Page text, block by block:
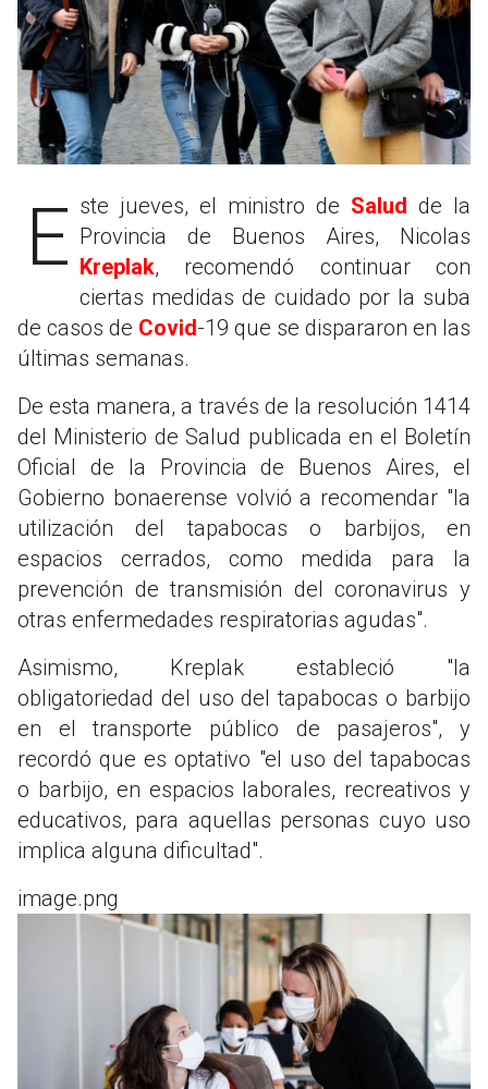
Este jueves, el ministro de Salud de la
Provincia de Buenos Aires, Nicolas
Kreplak, recomendó continuar con
ciertas medidas de cuidado por la suba
de casos de Covid-19 que se dispararon en las
últimas semanas.
De esta manera, a través de la resolución 1414
del Ministerio de Salud publicada en el Boletín
Oficial de la Provincia de Buenos Aires, el
Gobierno bonaerense volvió a recomendar "la
utilización del tapabocas o barbijos, en
espacios cerrados, como medida para la
prevención de transmisión del coronavirus y
otras enfermedades respiratorias agudas".
Asimismo, Kreplak estableció "la
obligatoriedad del uso del tapabocas o barbijo
en el transporte público de pasajeros", y
recordó que es optativo "el uso del tapabocas
o barbijo, en espacios laborales, recreativos y
educativos, para aquellas personas cuyo uso
implica alguna dificultad".
image.png